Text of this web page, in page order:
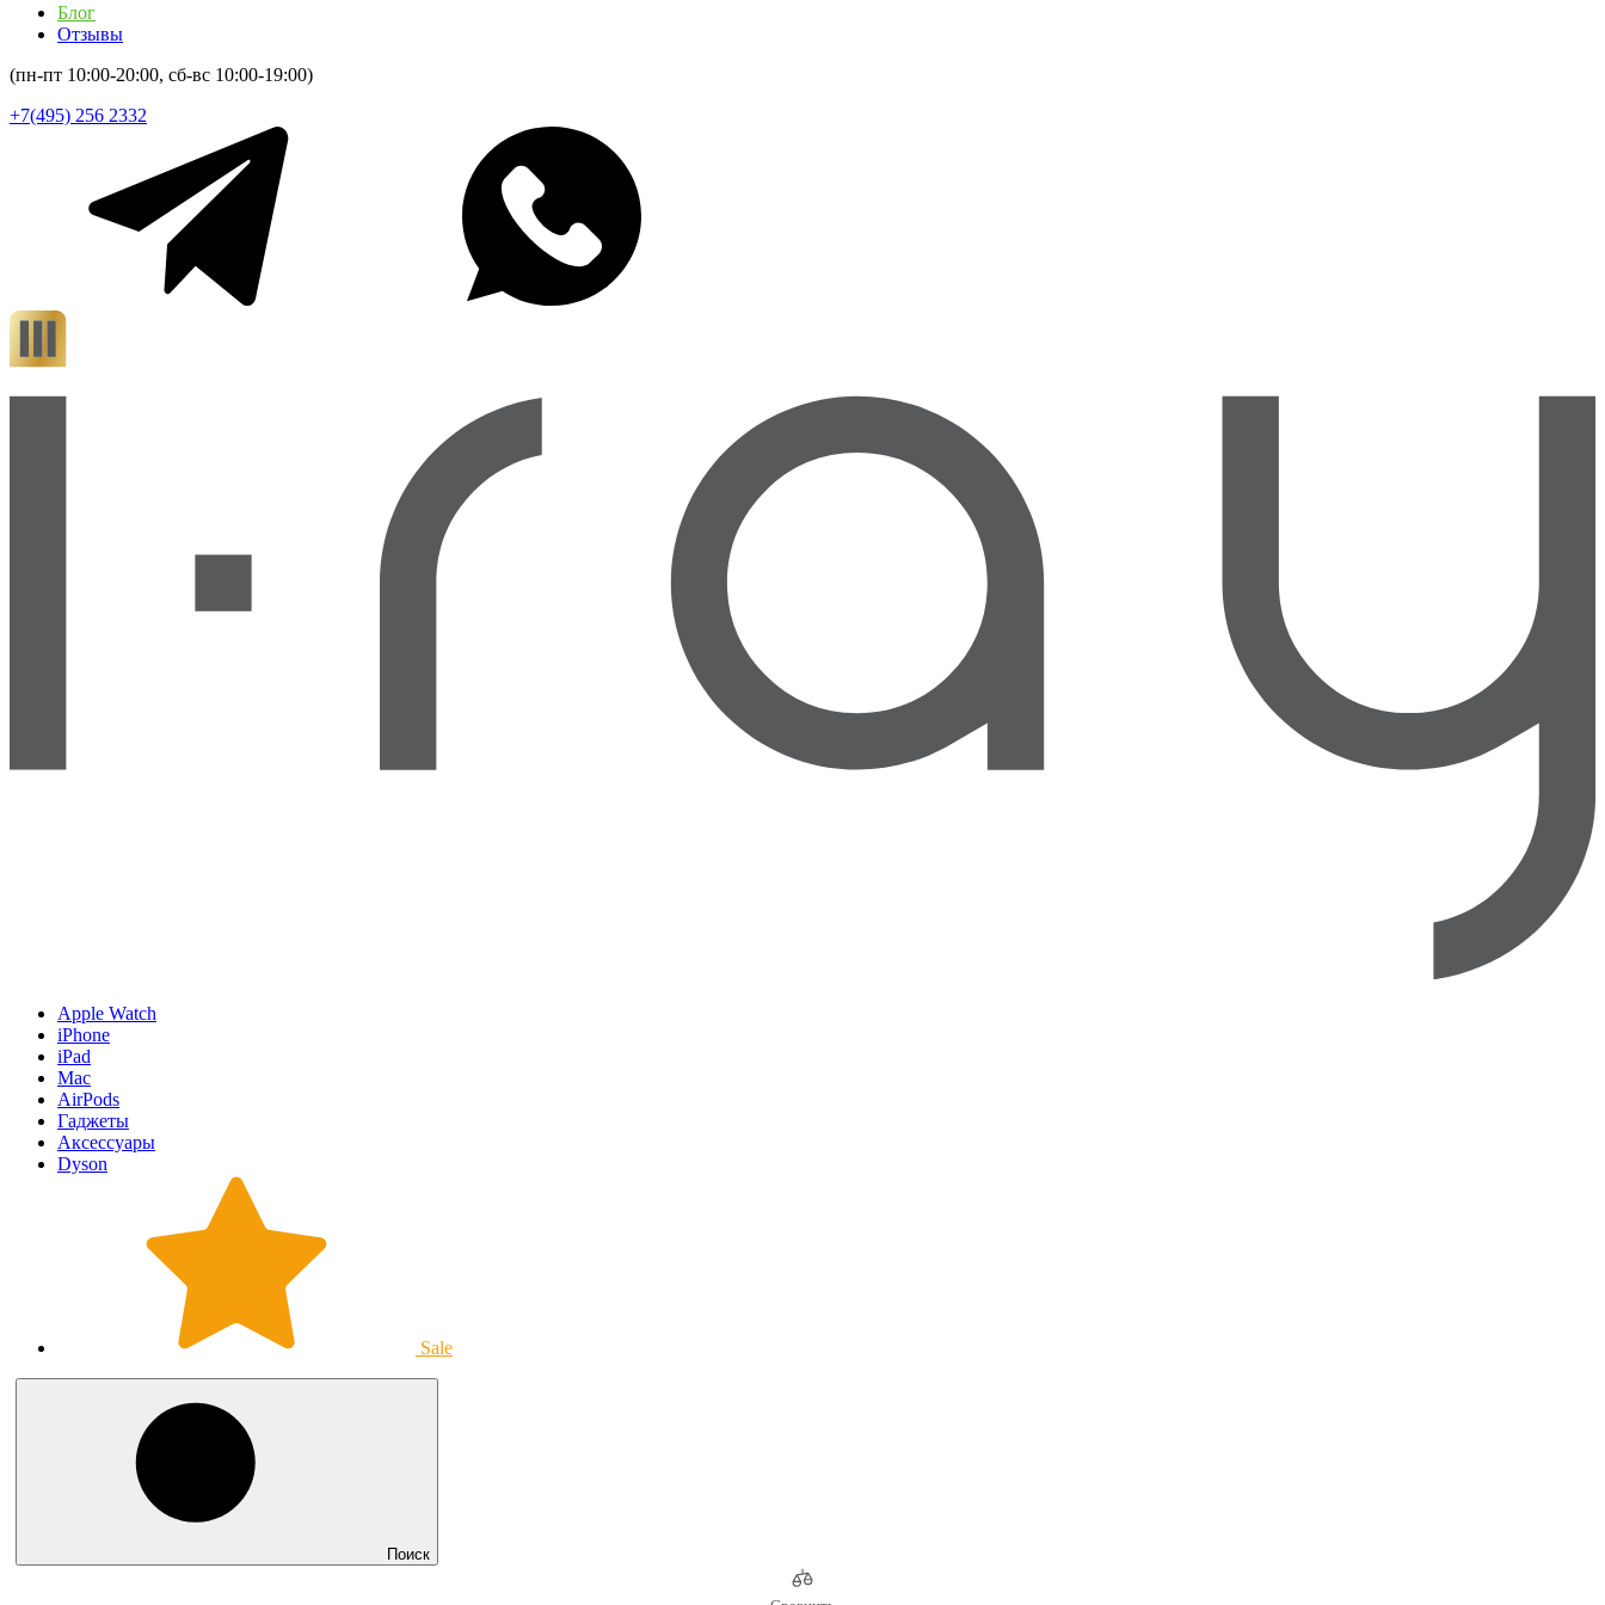
Блог
Отзывы
(пн-пт 10:00-20:00, сб-вс 10:00-19:00)
+7(495) 256 2332
Apple Watch
iPhone
iPad
Mac
AirPods
Гаджеты
Аксессуары
Dyson
Sale
Поиск